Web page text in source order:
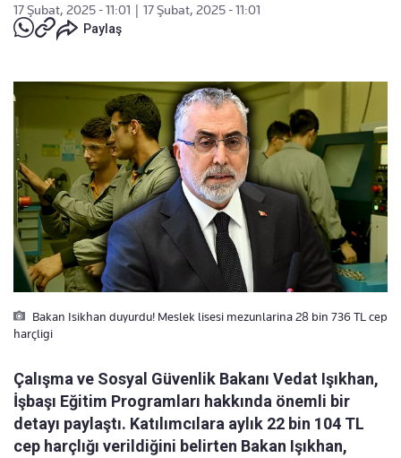
17 Şubat, 2025 - 11:01
17 Şubat, 2025 - 11:01
Paylaş
Bakan Isikhan duyurdu! Meslek lisesi mezunlarina 28 bin 736 TL cep
harçligi
Çalışma ve Sosyal Güvenlik Bakanı Vedat Işıkhan,
İşbaşı Eğitim Programları hakkında önemli bir
detayı paylaştı. Katılımcılara aylık 22 bin 104 TL
cep harçlığı verildiğini belirten Bakan Işıkhan,